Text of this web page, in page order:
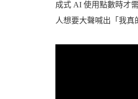
成式 AI 使用點數時才
人想要大聲喊出「我真